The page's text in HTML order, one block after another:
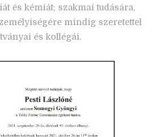
és kémiát; szakmai tudására,
mindig szeretettel
és kollégái.